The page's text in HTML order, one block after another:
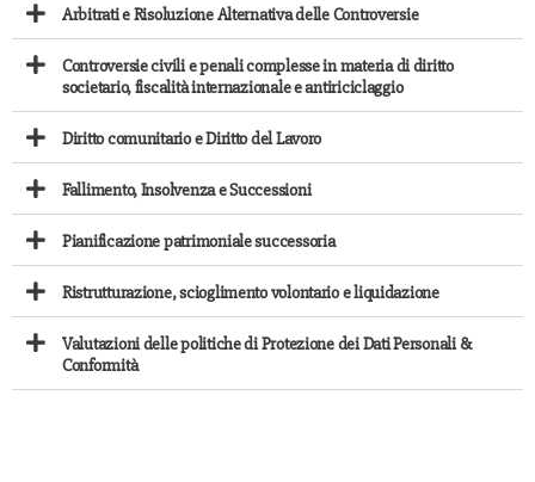
Arbitrati e Risoluzione Alternativa delle Controversie
Controversie civili e penali complesse in materia di diritto
societario, fiscalità internazionale e antiriciclaggio
Diritto comunitario e Diritto del Lavoro
Fallimento, Insolvenza e Successioni
Pianificazione patrimoniale successoria
Ristrutturazione, scioglimento volontario e liquidazione
Valutazioni delle politiche di Protezione dei Dati Personali &
Conformità